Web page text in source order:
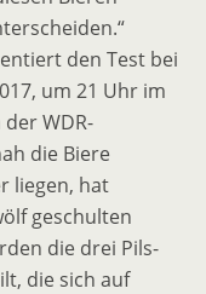
den Test bei
um 21 Uhr im
WDR-
die Biere
liegen, hat
geschulten
die drei Pils-
die sich auf